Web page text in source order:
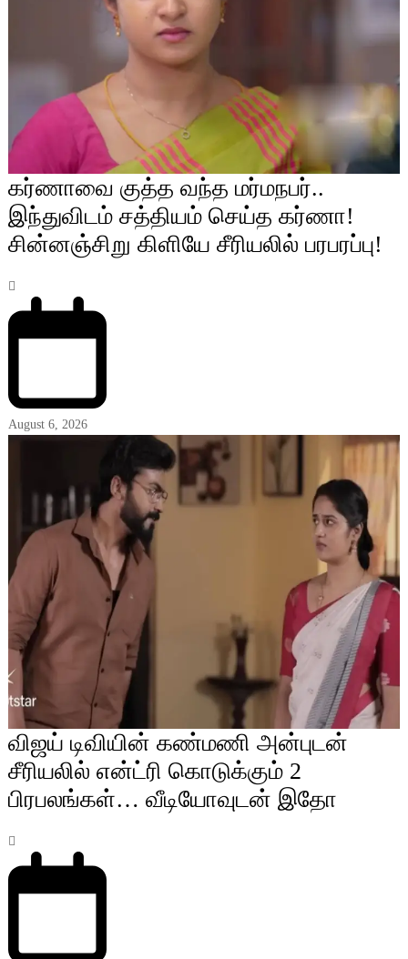
கர்ணாவை குத்த வந்த மர்மநபர்..
இந்துவிடம் சத்தியம் செய்த கர்ணா!
சின்னஞ்சிறு கிளியே சீரியலில் பரபரப்பு!
August 6, 2026
விஜய் டிவியின் கண்மணி அன்புடன்
சீரியலில் என்ட்ரி கொடுக்கும் 2
பிரபலங்கள்… வீடியோவுடன் இதோ